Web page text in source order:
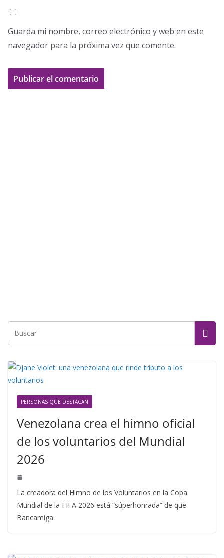
Guarda mi nombre, correo electrónico y web en este
navegador para la próxima vez que comente.
PERSONAS QUE DESTACAN
Venezolana crea el himno oficial
de los voluntarios del Mundial
2026
La creadora del Himno de los Voluntarios en la Copa
Mundial de la FIFA 2026 está “súperhonrada” de que
Bancamiga